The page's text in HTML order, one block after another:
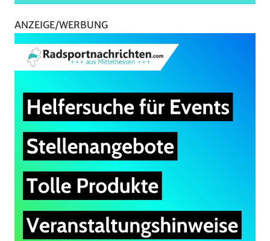
ANZEIGE/WERBUNG